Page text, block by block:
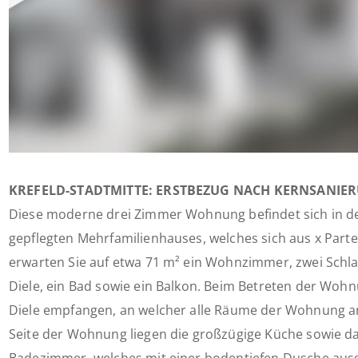
KREFELD-STADTMITTE: ERSTBEZUG NACH
Diese moderne drei Zimmer Wohnung befindet sich in
gepflegten Mehrfamilienhauses, welches sich aus x
erwarten Sie auf etwa 71 m² ein Wohnzimmer, zwei
Diele, ein Bad sowie ein Balkon. Beim Betreten der
Diele empfangen, an welcher alle Räume der Wohnung
Seite der Wohnung liegen die großzügige Küche sowie